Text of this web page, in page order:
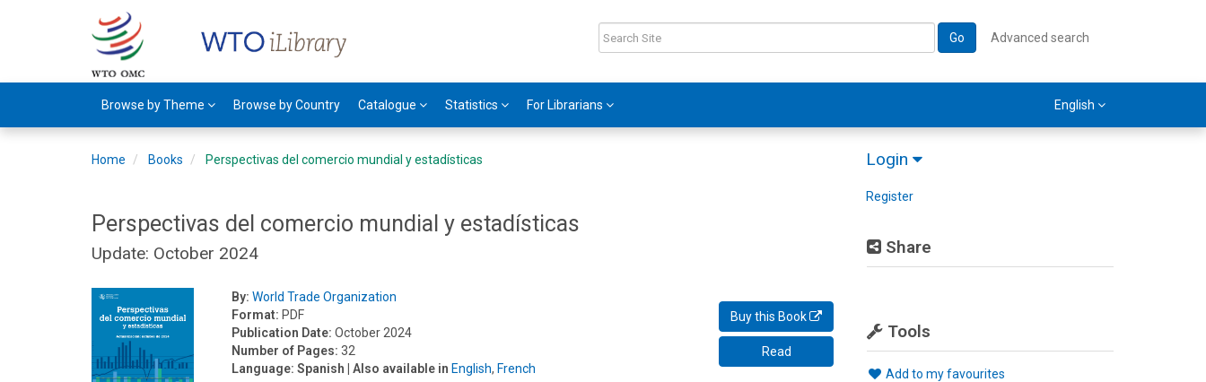
Go Advanced search
Browse by Theme Browse by Country Catalogue Statistics For Librarians English
Login
Register
Share
Tools
Add to my favourites
Home Books Perspectivas del comercio mundial y estadísticas
Perspectivas del comercio mundial y estadísticas
Update: October 2024
Buy this Book
Read
By: World Trade Organization
Format: PDF
Publication Date: October 2024
Number of Pages: 32
Language: Spanish | Also available in English, French